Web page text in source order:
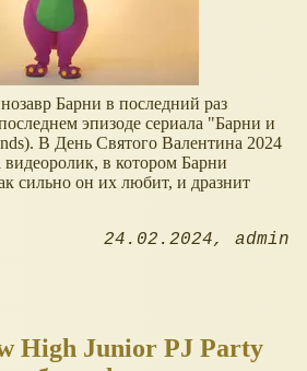
Барни в последний раз
эпизоде сериала "Барни и
В День Святого Валентина 2024
в котором Барни
сильно он их любит, и дразнит
24.02.2024 admin
High Junior PJ Party